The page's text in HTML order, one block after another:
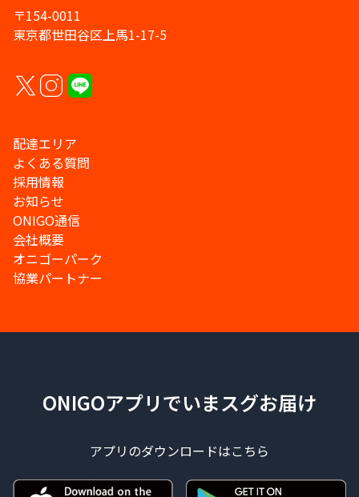
〒154-0011
東京都世田谷区上馬1-17-5
配達エリア
よくある質問
採用情報
お知らせ
ONIGO通信
会社概要
オニゴーパーク
協業パートナー
ONIGOアプリでいまスグお届け
アプリのダウンロードはこちら